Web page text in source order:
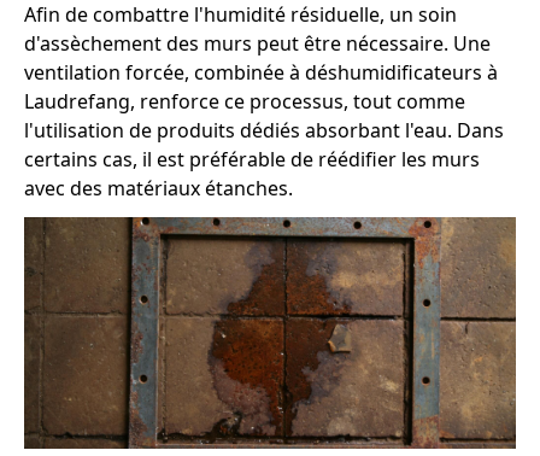
Afin de combattre l'humidité résiduelle, un soin
d'assèchement des murs peut être nécessaire. Une
ventilation forcée, combinée à déshumidificateurs à
Laudrefang, renforce ce processus, tout comme
l'utilisation de produits dédiés absorbant l'eau. Dans
certains cas, il est préférable de réédifier les murs
avec des matériaux étanches.